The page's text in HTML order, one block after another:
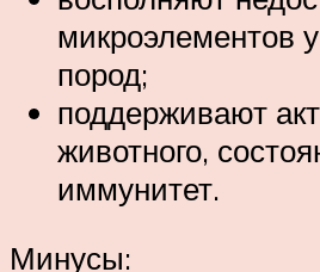
микроэлементов
пород;
поддерживают
животного,
иммунитет.
Минусы: